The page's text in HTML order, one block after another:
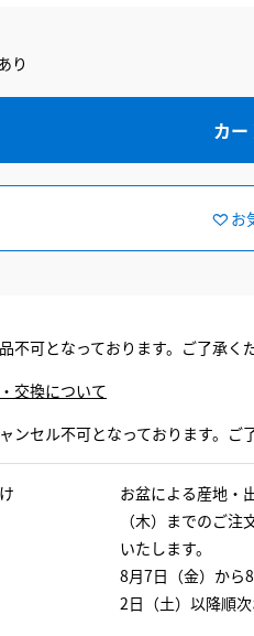
り
カー
お
不可となっております。ご了承く
交換について
ンセル不可となっております。ご
お盆による産地・
（木）までのご
いたします。
8月7日（金）から
2日（土）以降順次